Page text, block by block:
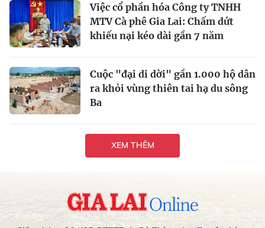
Việc cổ phần hóa Công ty TNHH
MTV Cà phê Gia Lai: Chấm dứt
khiếu nại kéo dài gần 7 năm
Cuộc "đại di dời" gần 1.000 hộ dân
ra khỏi vùng thiên tai hạ du sông
Ba
XEM THÊM